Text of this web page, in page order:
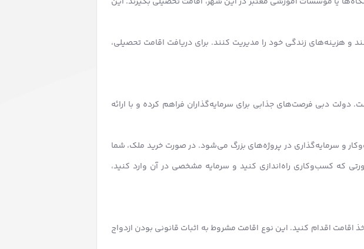
و هزینه‌های زندگی خود را مدیریت کنند. برای دریافت اقامت تحصیلی،
دبی فرصت‌های جذابی برای سرمایه‌گذاران فراهم کرده و با ارائه
و سرمایه‌گذاری در پروژه‌های بزرگ می‌شود. در صورت خرید ملک، شما
که کسب‌وکاری راه‌اندازی کنید و سرمایه مشخصی در آن وارد کنید،
اقامت اقدام کنید. این نوع اقامت مشروط به اثبات قانونی بودن ازدواج